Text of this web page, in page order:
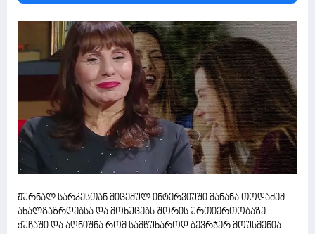
ჟურნალ სარკესთან მიცემულ ინტერვიუში მანანა თოდაძემ
ახალგაზრდებსა და მოხუცებს შორის ურთიერთობაზე
ქუჩაში და აღნიშნა რომ სამწუხაროდ ბევრჯერ მოუსმენია